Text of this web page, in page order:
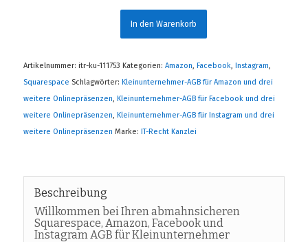
In den Warenkorb
Artikelnummer: itr-ku-111753 Kategorien: Amazon, Facebook, Instagram,
Squarespace Schlagwörter: Kleinunternehmer-AGB für Amazon und drei
weitere Onlinepräsenzen, Kleinunternehmer-AGB für Facebook und drei
weitere Onlinepräsenzen, Kleinunternehmer-AGB für Instagram und drei
weitere Onlinepräsenzen Marke: IT-Recht Kanzlei
Beschreibung
Willkommen bei Ihren abmahnsicheren
Squarespace, Amazon, Facebook und
Instagram AGB für Kleinunternehmer